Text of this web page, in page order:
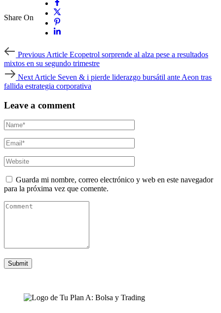
Share On
Previous
ArticlePrevious Article Ecopetrol sorprende al alza pese a resultados
mixtos en su segundo trimestre
Next
ArticleNext Article Seven & i pierde liderazgo bursátil ante Aeon tras
fallida estrategia corporativa
Leave a comment
Guarda mi nombre, correo electrónico y web en este navegador
para la próxima vez que comente.